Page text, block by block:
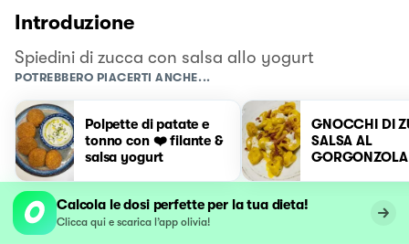
Introduzione
Spiedini di zucca con salsa allo yogurt
POTREBBERO PIACERTI ANCHE...
Polpette di patate e
tonno con ❤️ filante &
salsa yogurt
GNOCCHI DI
SALSA AL
GORGONZOLA
Calcola le dosi perfette per la tua dieta!
Clicca qui e scarica l’app olivia!